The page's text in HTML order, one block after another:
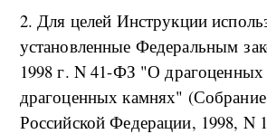
2. Для целей Инструкции
установленные Федеральным
1998 г. N 41-ФЗ "О драгоценных
драгоценных камнях" (Собрание
Российской Федерации, 1998, N